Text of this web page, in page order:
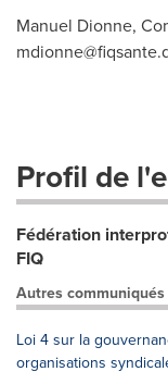
Manuel Dionne,
Profil de
Fédération
FIQ
Autres
Loi 4 sur la
organisations